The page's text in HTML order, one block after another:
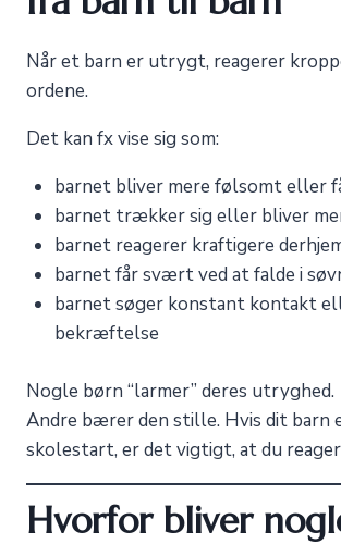
Når et barn er utrygt, reagerer
ordene.
Det kan fx vise sig som:
barnet bliver mere følsomt eller
barnet trækker sig eller bliver
barnet reagerer kraftigere
barnet får svært ved at falde i
barnet søger konstant kontakt
bekræftelse
Nogle børn “larmer” deres utryghed.
Andre bærer den stille. Hvis dit barn
skolestart, er det vigtigt, at du
Hvorfor bliver